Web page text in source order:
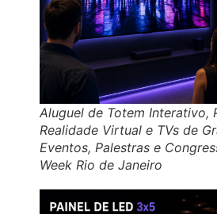
Aluguel de Totem Interativo,
Realidade Virtual e TVs de
Eventos, Palestras e
Week Rio de Janeiro